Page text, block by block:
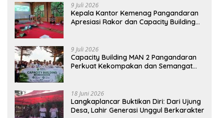
9 Juli 2026
Kepala Kantor Kemenag Pangandaran
Apresiasi Rakor dan Capacity Building
9 Juli 2026
Capacity Building MAN 2 Pangandaran
Perkuat Kekompakan dan Semangat
18 Juni 2026
Langkaplancar Buktikan Diri: Dari Ujung
Desa, Lahir Generasi Unggul Berkarakter